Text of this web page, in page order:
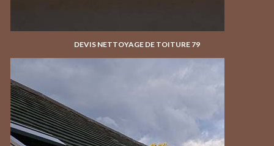
DEVIS NETTOYAGE DE TOITURE 79